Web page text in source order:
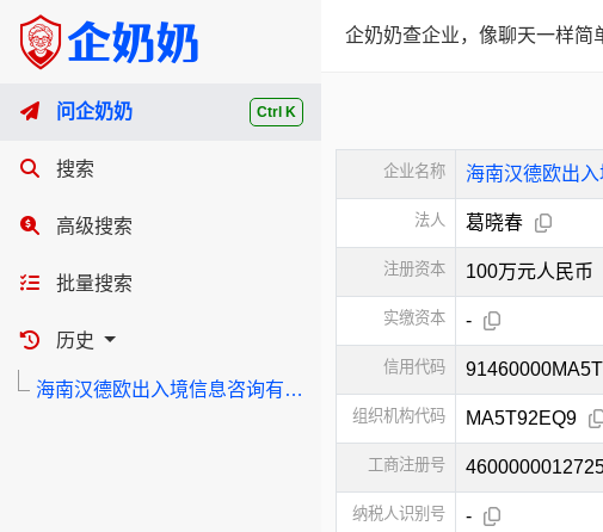
Ctrl K
问企奶奶
搜索
高级搜索
批量搜索
历史
海南汉德欧出入境信息咨询有限公司
企奶奶查企业，像聊天一样简
企业名称 海南汉德欧出
法人 葛晓春
注册资本 100万元人民币
实缴资本 -
信用代码
组织机构代码 MA5T92EQ9
工商注册号
纳税人识别号 -